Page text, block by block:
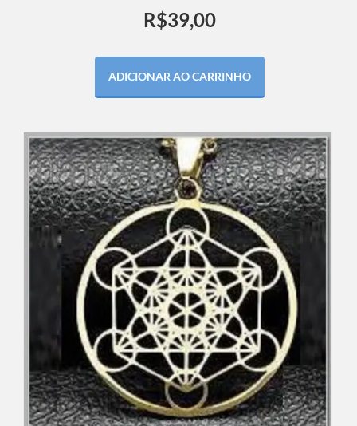
R$39,00
ADICIONAR AO CARRINHO